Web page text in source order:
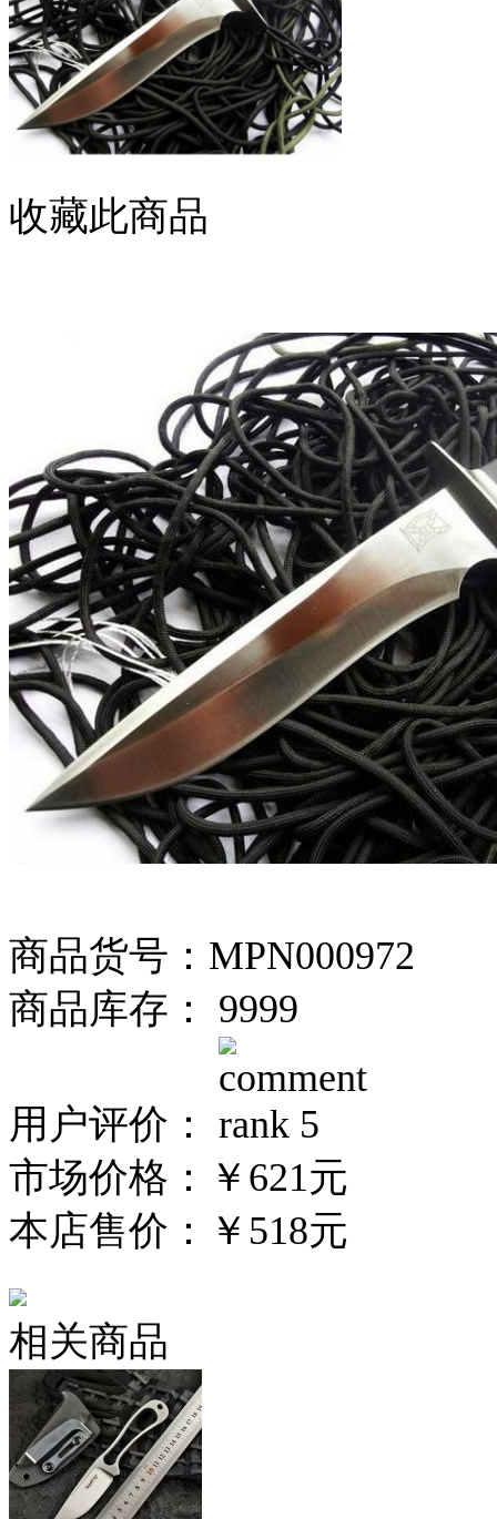
收藏此商品
商品货号：MPN000972
商品库存： 9999
用户评价：
市场价格： ￥621元
本店售价： ￥518元
相关商品